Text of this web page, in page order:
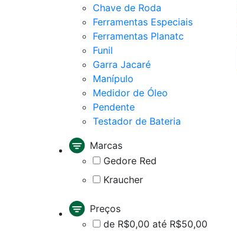
Chave de Roda
Ferramentas Especiais
Ferramentas Planatc
Funil
Garra Jacaré
Manípulo
Medidor de Óleo
Pendente
Testador de Bateria
Marcas
Gedore Red
Kraucher
Preços
de R$0,00 até R$50,00